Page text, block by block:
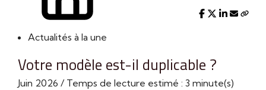
Actualités à la une
Votre modèle est-il duplicable ?
Juin 2026 / Temps de lecture estimé : 3 minute(s)